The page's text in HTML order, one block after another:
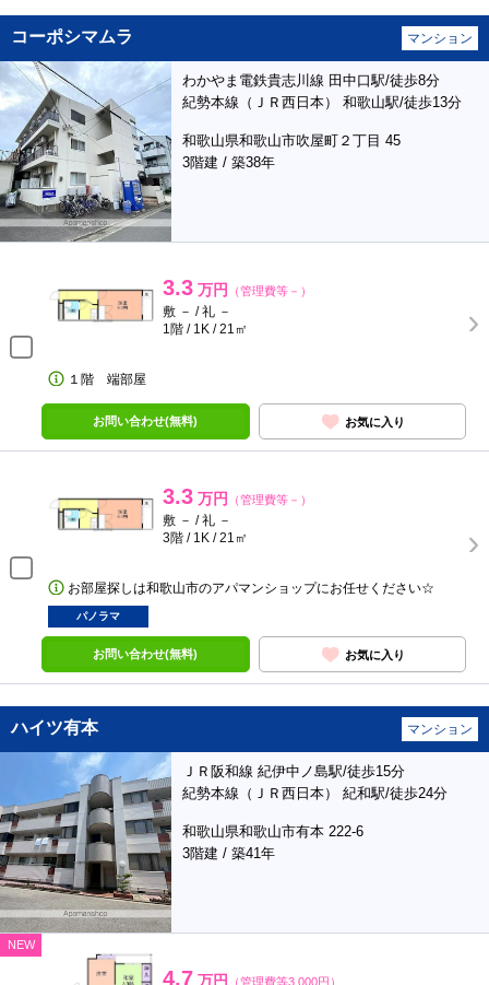
コーポシマムラ マンション
わかやま電鉄貴志川線 田中口駅/徒歩8分
紀勢本線（ＪＲ西日本） 和歌山駅/徒歩13分
和歌山県和歌山市吹屋町２丁目 45
3階建 / 築38年
3.3 万円 （管理費等－）
敷 － / 礼 －
1階 / 1K / 21㎡
１階 端部屋
お問い合わせ(無料) お気に入り
3.3 万円 （管理費等－）
敷 － / 礼 －
3階 / 1K / 21㎡
お部屋探しは和歌山市のアパマンショップにお任せください☆
パノラマ
お問い合わせ(無料) お気に入り
ハイツ有本 マンション
ＪＲ阪和線 紀伊中ノ島駅/徒歩15分
紀勢本線（ＪＲ西日本） 紀和駅/徒歩24分
和歌山県和歌山市有本 222-6
3階建 / 築41年
NEW
4.7 万円 （管理費等3,000円）